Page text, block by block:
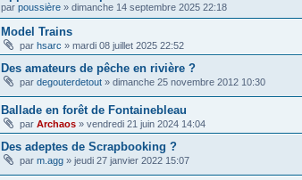
par poussière » dimanche 14 septembre 2025 22:18
Model Trains
par hsarc » mardi 08 juillet 2025 22:52
Des amateurs de pêche en rivière ?
par degouterdetout » dimanche 25 novembre 2012 10:30
Ballade en forêt de Fontainebleau
par Archaos » vendredi 21 juin 2024 14:04
Des adeptes de Scrapbooking ?
par m.agg » jeudi 27 janvier 2022 15:07